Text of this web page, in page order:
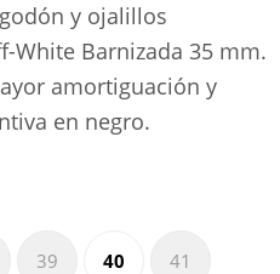
y ojalillos
White Barnizada 35 mm.
amortiguación y
en negro.
39 40 41